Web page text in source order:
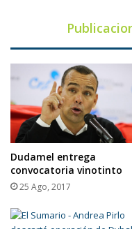
Dudamel entrega
convocatoria vinotinto
25 Ago, 2017